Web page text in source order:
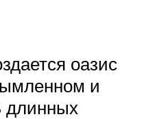
оазис
и
длинных